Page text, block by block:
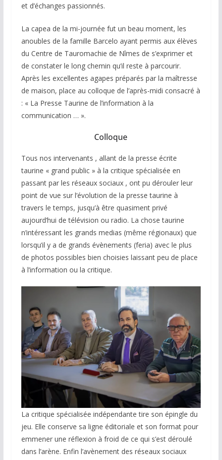
et d’échanges passionnés.
La capea de la mi-journée fut un beau moment, les
anoubles de la famille Barcelo ayant permis aux élèves
du Centre de Tauromachie de Nîmes de s’exprimer et
de constater le long chemin qu’il reste à parcourir.
Après les excellentes agapes préparés par la maîtresse
de maison, place au colloque de l’après-midi consacré à
: « La Presse Taurine de l’information à la
communication … ».
Colloque
Tous nos intervenants , allant de la presse écrite
taurine « grand public » à la critique spécialisée en
passant par les réseaux sociaux , ont pu dérouler leur
point de vue sur l’évolution de la presse taurine à
travers le temps, jusqu’à être quasiment privé
aujourd’hui de télévision ou radio. La chose taurine
n’intéressant les grands medias (même régionaux) que
lorsqu’il y a de grands évènements (feria) avec le plus
de photos possibles bien choisies laissant peu de place
à l’information ou la critique.
La critique spécialisée indépendante tire son épingle du
jeu. Elle conserve sa ligne éditoriale et son format pour
emmener une réflexion à froid de ce qui s’est déroulé
dans l’arène. Enfin l’avènement des réseaux sociaux